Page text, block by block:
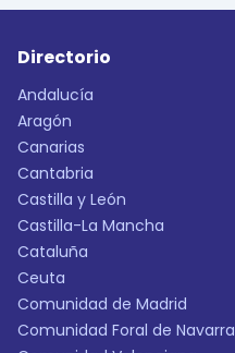
Directorio
Andalucía
Aragón
Canarias
Cantabria
Castilla y León
Castilla-La Mancha
Cataluña
Ceuta
Comunidad de Madrid
Comunidad Foral de Navarra